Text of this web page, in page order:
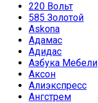
220 Вольт
585 Золотой
Askona
Адамас
Адидас
Азбука Мебели
Аксон
Алиэкспресс
Ангстрем